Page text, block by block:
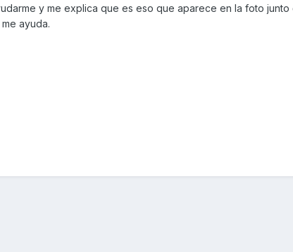
y me explica que es eso que aparece en la foto junto
ayuda.